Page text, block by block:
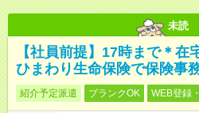
未読
【社員前提】17時まで＊在
ひまわり生命保険で保険事
紹介予定派遣 ブランクOK WEB登録